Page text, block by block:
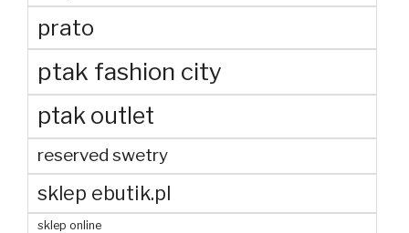
prato
ptak fashion city
ptak outlet
reserved swetry
sklep ebutik.pl
sklep online